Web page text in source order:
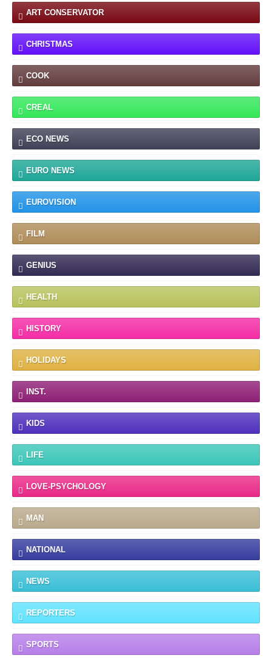
ART CONSERVATOR
CHRISTMAS
COOK
CREAL
ECO NEWS
EURO NEWS
EUROVISION
FILM
GENIUS
HEALTH
HISTORY
HOLIDAYS
INST.
KIDS
LIFE
LOVE-PSYCHOLOGY
MAN
NATIONAL
NEWS
REPORTERS
SPORTS